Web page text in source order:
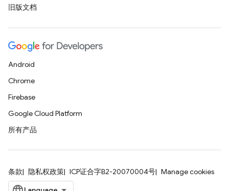
旧版文档
Android
Chrome
Firebase
Google Cloud Platform
所有产品
条款 隐私权政策 ICP证合字B2-20070004号 Manage cookies